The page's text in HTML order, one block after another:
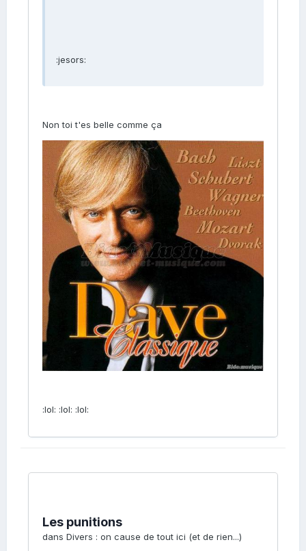
:jesors:
Non toi t'es belle comme ça
:lol: :lol: :lol:
Les punitions
dans Divers : on cause de tout ici (et de rien...)